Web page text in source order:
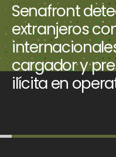
Senafront
extranjeros
cargador y
ilícita en